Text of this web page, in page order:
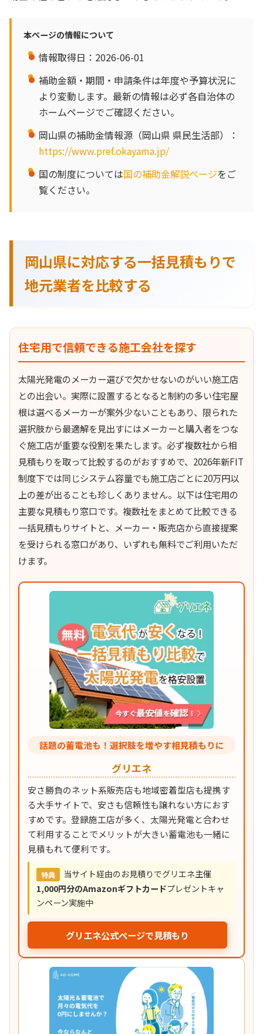
本ページの情報について
情報取得日：2026-06-01
補助金額・期間・申請条件は年度や予算状況に
より変動します。最新の情報は必ず各自治体の
ホームページでご確認ください。
岡山県の補助金情報源（岡山県 県民生活部）：
https://www.pref.okayama.jp/
国の制度については国の補助金解説ページをご
覧ください。
岡山県に対応する一括見積もりで
地元業者を比較する
住宅用で信頼できる施工会社を探す
太陽光発電のメーカー選びで欠かせないのがいい施工店
との出会い。実際に設置するとなると制約の多い住宅屋
根は選べるメーカーが案外少ないこともあり、限られた
選択肢から最適解を見出すにはメーカーと購入者をつな
ぐ施工店が重要な役割を果たします。必ず複数社から相
見積もりを取って比較するのがおすすめで、2026年新FIT
制度下では同じシステム容量でも施工店ごとに20万円以
上の差が出ることも珍しくありません。以下は住宅用の
主要な見積もり窓口です。複数社をまとめて比較できる
一括見積もりサイトと、メーカー・販売店から直接提案
を受けられる窓口があり、いずれも無料でご利用いただ
けます。
話題の蓄電池も！選択肢を増やす相見積もりに
グリエネ
安さ勝負のネット系販売店も地域密着型店も提携す
る大手サイトで、安さも信頼性も譲れない方におす
すめです。登録施工店が多く、太陽光発電と合わせ
て利用することでメリットが大きい蓄電池も一緒に
見積もれて便利です。
特典
当サイト経由のお見積りでグリエネ主催
1,000円分のAmazonギフトカードプレゼントキャ
ンペーン実施中
グリエネ公式ページで見積もり